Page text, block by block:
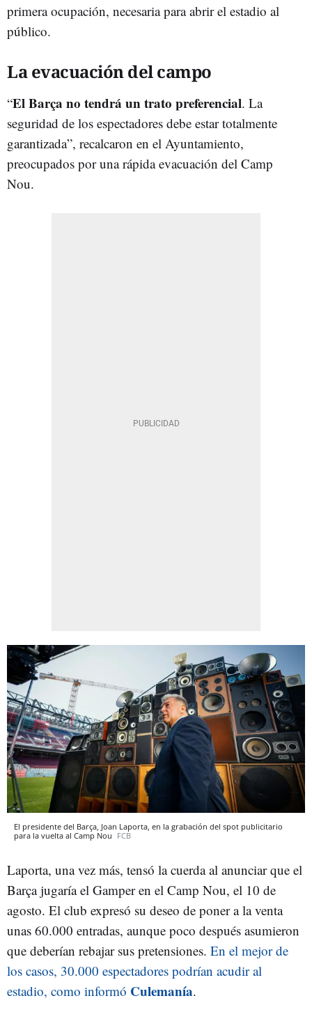
primera ocupación, necesaria para abrir el estadio al
público.
La evacuación del campo
“El Barça no tendrá un trato preferencial. La
seguridad de los espectadores debe estar totalmente
garantizada”, recalcaron en el Ayuntamiento,
preocupados por una rápida evacuación del Camp
Nou.
El presidente del Barça, Joan Laporta, en la grabación del spot publicitario
para la vuelta al Camp Nou FCB
Laporta, una vez más, tensó la cuerda al anunciar que el
Barça jugaría el Gamper en el Camp Nou, el 10 de
agosto. El club expresó su deseo de poner a la venta
unas 60.000 entradas, aunque poco después asumieron
que deberían rebajar sus pretensiones. En el mejor de
los casos, 30.000 espectadores podrían acudir al
estadio, como informó Culemanía.